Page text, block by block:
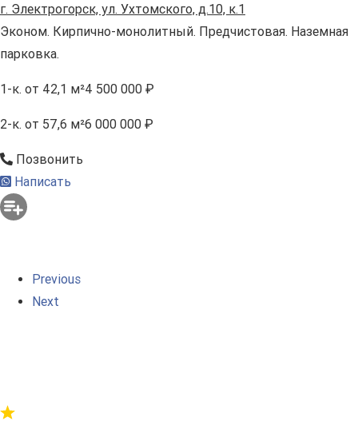
г. Электрогорск, ул. Ухтомского, д.10, к.1
Эконом. Кирпично-монолитный. Предчистовая. Наземная
парковка.
1-к. от 42,1 м²4 500 000 ₽
2-к. от 57,6 м²6 000 000 ₽
Позвонить
Написать
Previous
Next